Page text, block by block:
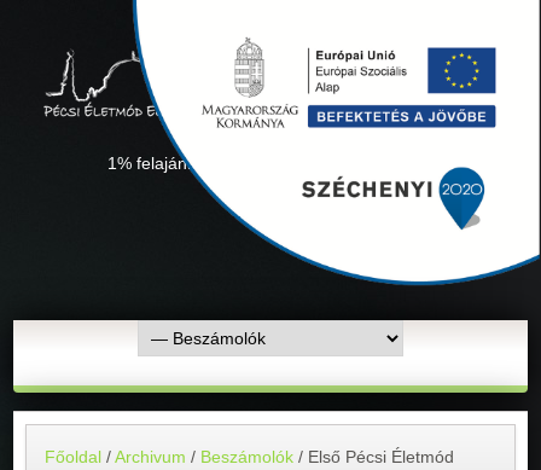
1% felajánlás "Együtt minden sikerül" Adószámunk:
18311927-1-02
Főoldal /Archivum / Beszámolók/ Első Pécsi Életmód